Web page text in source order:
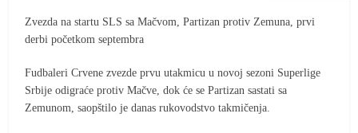
Zvezda na startu SLS sa Mačvom, Partizan protiv Zemuna, prvi
derbi početkom septembra
Fudbaleri Crvene zvezde prvu utakmicu u novoj sezoni Superlige
Srbije odigraće protiv Mačve, dok će se Partizan sastati sa
Zemunom, saopštilo je danas rukovodstvo takmičenja.